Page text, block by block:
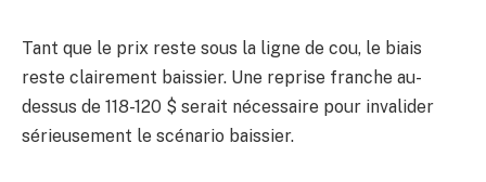
Tant que le prix reste sous la ligne de cou, le biais
reste clairement baissier. Une reprise franche au-
dessus de 118-120 $ serait nécessaire pour invalider
sérieusement le scénario baissier.